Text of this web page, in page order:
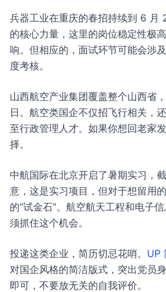
兵器工业在重庆的春招持续到 6 月
的核心力量，这里的岗位稳定性极
响。但相应的，面试环节可能会涉
度考核。
山西航空产业集团覆盖整个山西省
日。航空类国企不仅招飞行相关，
至行政管理人才。如果你想回老家
择。
中航国际在北京开启了暑期实习，
意，这是实习项目，但对于想留用
的“试金石”。航空航天工程和电子
须抓住这个机会。
投递这类企业，简历切忌花哨。 UP
对国企风格的简洁版式，突出党员
即可，不要放无关的自我评价。